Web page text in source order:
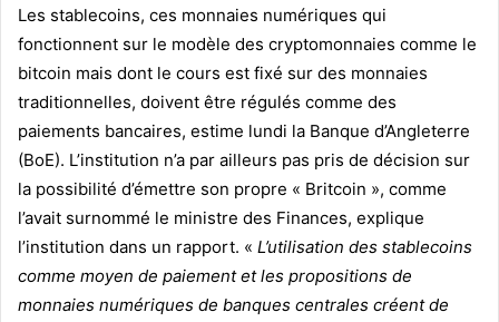
Les stablecoins, ces monnaies numériques qui
fonctionnent sur le modèle des cryptomonnaies comme le
bitcoin mais dont le cours est fixé sur des monnaies
traditionnelles, doivent être régulés comme des
paiements bancaires, estime lundi la Banque d’Angleterre
(BoE). L’institution n’a par ailleurs pas pris de décision sur
la possibilité d’émettre son propre « Britcoin », comme
l’avait surnommé le ministre des Finances, explique
l’institution dans un rapport. « L’utilisation des stablecoins
comme moyen de paiement et les propositions de
monnaies numériques de banques centrales créent de